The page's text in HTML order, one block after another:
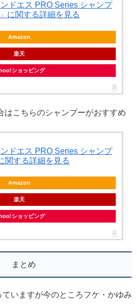
ドエス PRO Series シャンプ
に関する詳細を見る
Amazon
楽天
ショッピング
はこちらのシャンプーがおすすめ
ドエス PRO Series シャンプ
関する詳細を見る
Amazon
楽天
ショッピング
まとめ
いますが今のところフケ・かゆみ